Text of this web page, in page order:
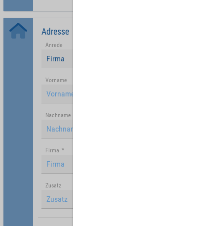
Adresse
Anrede
Firma
Vorname
Nachname
Firma *
Zusatz